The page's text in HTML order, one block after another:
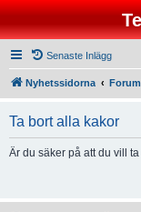
Senaste Inlägg
Nyhetssidorna
Ta bort alla kakor
Är du säker på att du vill